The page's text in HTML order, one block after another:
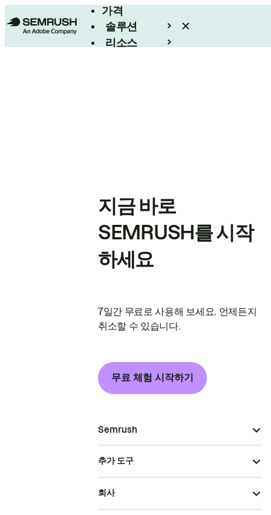
가격
솔루션
리소스
지금 바로
SEMRUSH를 시작
하세요
7일간 무료로 사용해 보세요. 언제든지
취소할 수 있습니다.
무료 체험 시작하기
Semrush
추가 도구
회사